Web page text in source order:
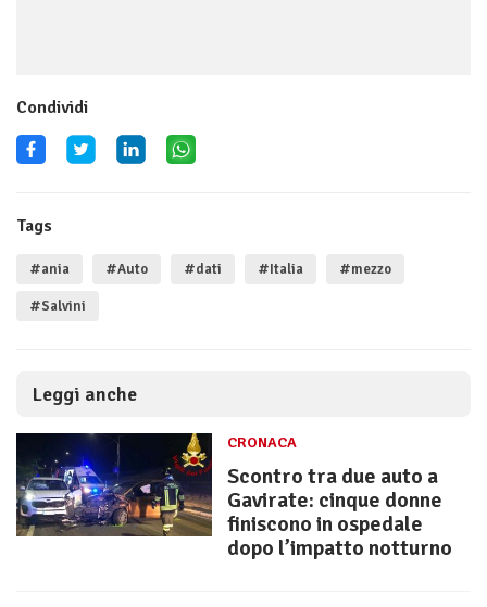
Condividi
Tags
#ania #Auto #dati #Italia #mezzo
#Salvini
Leggi anche
CRONACA
Scontro tra due auto a
Gavirate: cinque donne
finiscono in ospedale
dopo l’impatto notturno